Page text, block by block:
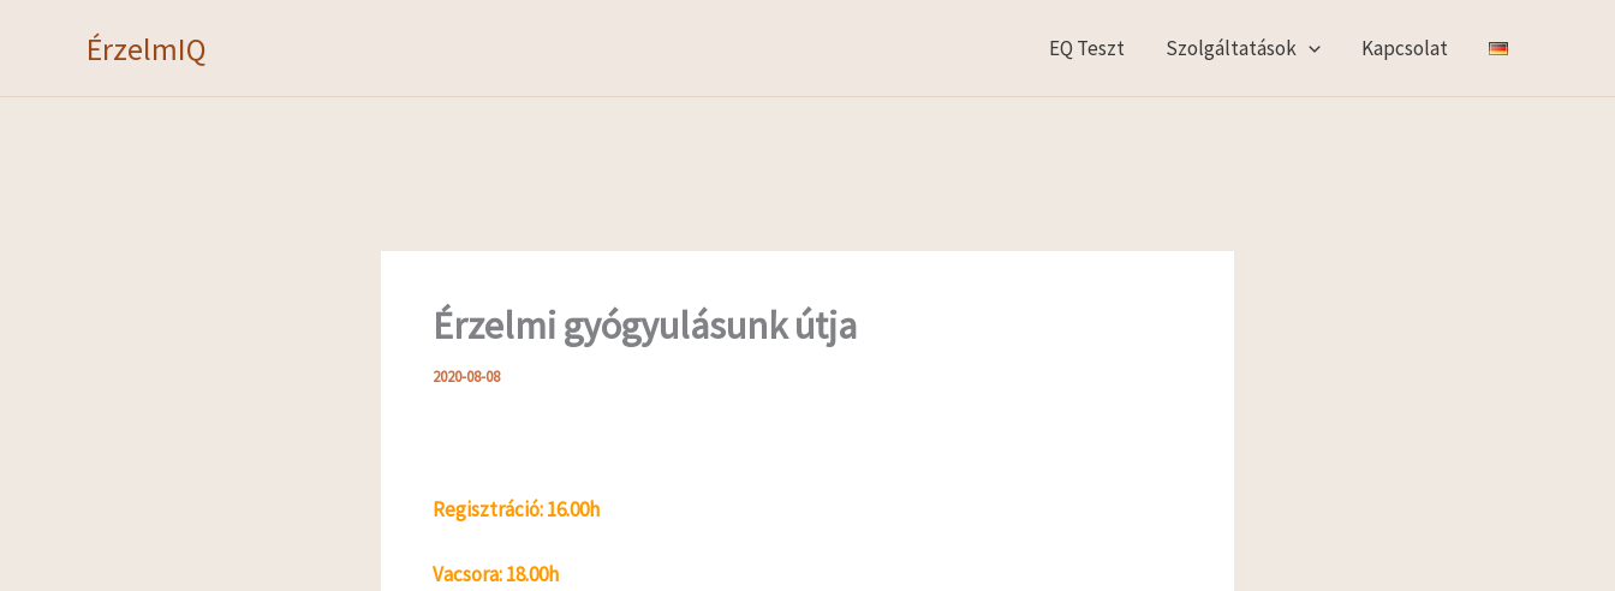
ÉrzelmIQ EQ Teszt Szolgáltatások Kapcsolat
Érzelmi gyógyulásunk útja
2020-08-08
Regisztráció: 16.00h
Vacsora: 18.00h